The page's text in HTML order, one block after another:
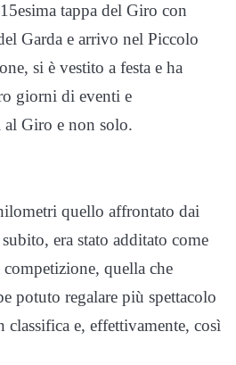
tappa del Giro con
Garda e arrivo nel Piccolo
si è vestito a festa e ha
giorni di eventi e
al Giro e non solo.
quello affrontato dai
era stato additato come
quella che
potuto regalare più spettacolo
classifica e, effettivamente, così